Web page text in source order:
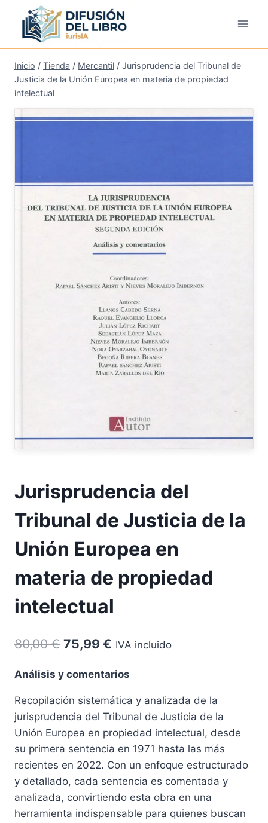
contenido
Inicio / Tienda / Mercantil / Jurisprudencia del Tribunal de
Justicia de la Unión Europea en materia de propiedad
intelectual
¡Oferta!
Jurisprudencia del
Tribunal de Justicia de la
Unión Europea en
materia de propiedad
intelectual
80,00€ El
original
era:
80,00 €.
75,99 € El
actual
es:
75,99 €.
IVA incluido
Análisis y comentarios
Recopilación sistemática y analizada de la
jurisprudencia del Tribunal de Justicia de la
Unión Europea en propiedad intelectual, desde
su primera sentencia en 1971 hasta las más
recientes en 2022. Con un enfoque estructurado
y detallado, cada sentencia es comentada y
analizada, convirtiendo esta obra en una
herramienta indispensable para quienes buscan